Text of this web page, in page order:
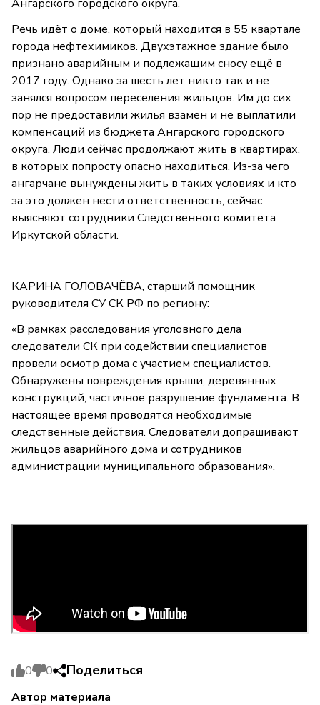
Ангарского городского округа.
Речь идёт о доме, который находится в 55 квартале
города нефтехимиков. Двухэтажное здание было
признано аварийным и подлежащим сносу ещё в
2017 году. Однако за шесть лет никто так и не
занялся вопросом переселения жильцов. Им до сих
пор не предоставили жилья взамен и не выплатили
компенсаций из бюджета Ангарского городского
округа. Люди сейчас продолжают жить в квартирах,
в которых попросту опасно находиться. Из-за чего
ангарчане вынуждены жить в таких условиях и кто
за это должен нести ответственность, сейчас
выясняют сотрудники Следственного комитета
Иркутской области.
КАРИНА ГОЛОВАЧЁВА, старший помощник
руководителя СУ СК РФ по региону:
«В рамках расследования уголовного дела
следователи СК при содействии специалистов
провели осмотр дома с участием специалистов.
Обнаружены повреждения крыши, деревянных
конструкций, частичное разрушение фундамента. В
настоящее время проводятся необходимые
следственные действия. Следователи допрашивают
жильцов аварийного дома и сотрудников
администрации муниципального образования».
0 0 Поделиться
Автор материала